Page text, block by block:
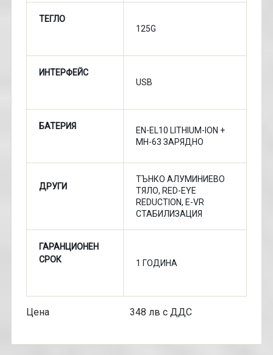
ТЕГЛО
125G
ИНТЕРФЕЙС
USB
БАТЕРИЯ
EN-EL10 LITHIUM-ION +
MH-63 ЗАРЯДНО
ДРУГИ
ТЪНКО АЛУМИНИЕВО
ТЯЛО, RED-EYE
REDUCTION, E-VR
СТАБИЛИЗАЦИЯ
ГАРАНЦИОНЕН
СРОК
1 ГОДИНА
Цена 348 лв с ДДС